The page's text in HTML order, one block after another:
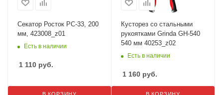
Секатор Росток PC-33, 200
мм, 423008_z01
Есть в наличии
1 110 руб.
Кусторез со стальными
рукоятками Grinda GH-540
540 мм 40253_z02
Есть в наличии
1 160 руб.